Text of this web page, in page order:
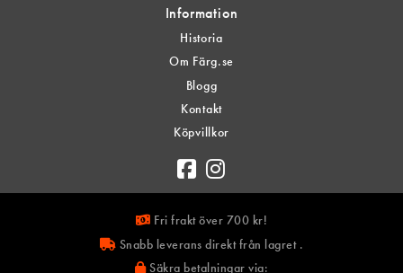
Information
Historia
Om Färg.se
Blogg
Kontakt
Köpvillkor
Fri frakt över 700 kr!
Snabb leverans direkt från lagret .
Säkra betalningar via: